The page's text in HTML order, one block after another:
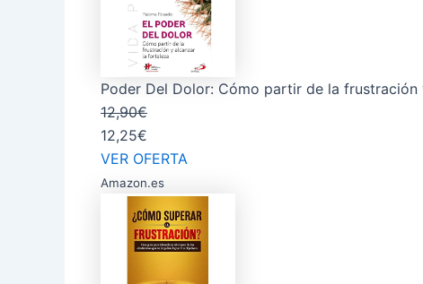
Poder Del Dolor: Cómo partir de la
12,90€
12,25€
VER OFERTA
Amazon.es